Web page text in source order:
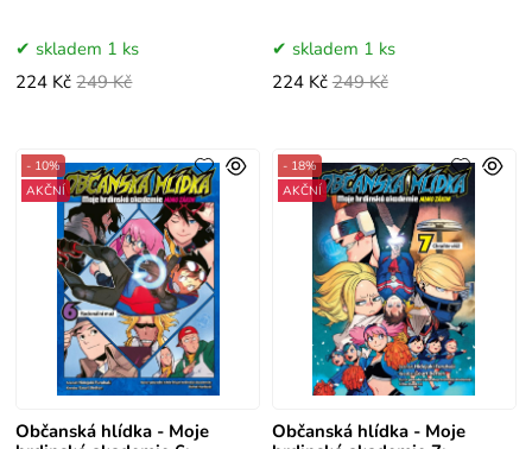
skladem 1 ks
224 Kč 249 Kč
skladem 1 ks
224 Kč 249 Kč
Občanská hlídka - Moje
- 10%
AKČNÍ
Občanská hlídka - Moje
- 18%
AKČNÍ